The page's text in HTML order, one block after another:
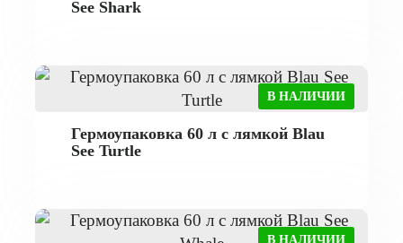
See Shark
В НАЛИЧИИ
Гермоупаковка 60 л с лямкой Blau
See Turtle
В НАЛИЧИИ